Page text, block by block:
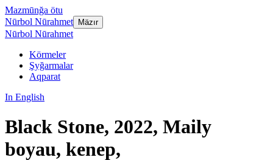
Mazmūnğa ötu
Nūrbol Nūrahmet
Mäzır
Nūrbol Nūrahmet
Körmeler
Şyğarmalar
Aqparat
In English
Black Stone, 2022, Maily
boyau, kenep,